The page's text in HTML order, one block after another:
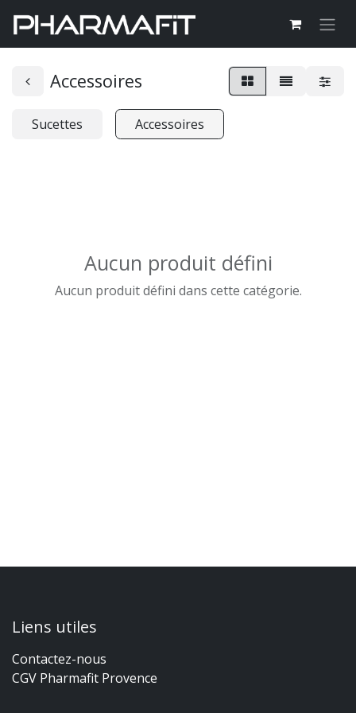
Accessoires
Sucettes Accessoires
Aucun produit défini
Aucun produit défini dans cette catégorie.
Liens utiles
Contactez-nous
CGV Pharmafit Provence